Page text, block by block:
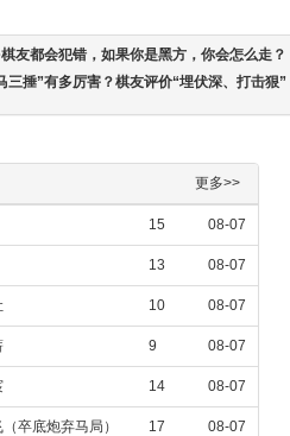
友都会犯错，如果你是黑方，你会怎么走？
三捶”有多厉害？棋友评价“埋伏深、打击狠”
更多>>
15 08-07
13 08-07
10 08-07
9 08-07
14 08-07
卒底炮弃马局） 17 08-07